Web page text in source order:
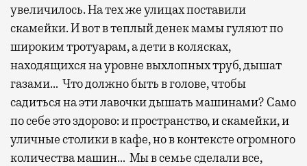
увеличилось. На тех же улицах поставили
скамейки. И вот в теплый денек мамы гуляют по
широким тротуарам, а дети в колясках,
находящихся на уровне выхлопных труб, дышат
газами… Что должно быть в голове, чтобы
садиться на эти лавочки дышать машинами? Само
по себе это здорово: и пространство, и скамейки, и
уличные столики в кафе, но в контексте огромного
количества машин… Мы в семье сделали все,